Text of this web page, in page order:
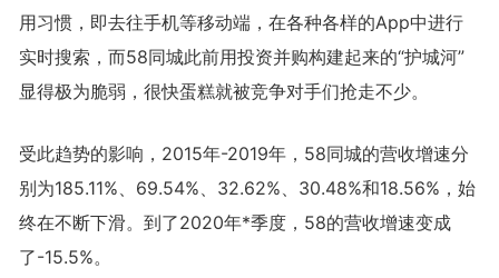
用习惯，即去往手机等移动端，在各种各样的App中进行
实时搜索，而58同城此前用投资并购构建起来的“护城河”
显得极为脆弱，很快蛋糕就被竞争对手们抢走不少。
受此趋势的影响，2015年-2019年，58同城的营收增速分
别为185.11%、69.54%、32.62%、30.48%和18.56%，始
终在不断下滑。到了2020年*季度，58的营收增速变成
了-15.5%。